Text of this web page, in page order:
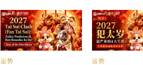
运势
运势